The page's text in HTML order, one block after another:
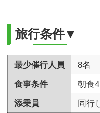
旅行条件▼
最少催行人員
8名
食事条件
朝食
添乗員
同行